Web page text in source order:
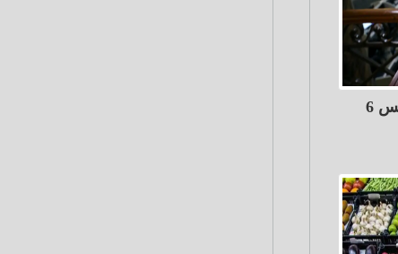
البورصة تربح 11 مليار جنيه الخميس 6